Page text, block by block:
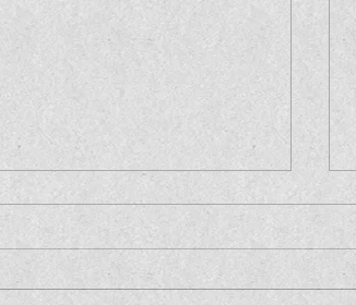
בוקר ברומא
מֻקְדָּם בַּבֹּקֶר אֲנִי קָם וְעוֹזֵב אֶל תַּחֲנַת
הָרַכֶּבֶת וּמָה שֶׁמְּנַחֵם אוֹתִי הִיא הַיְּצִירָה;
זוֹ הַמַּשְׁאִירָה אוֹתִי חֵלֶק...